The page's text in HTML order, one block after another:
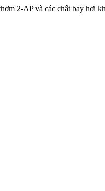
2-AP và các chất bay hơi